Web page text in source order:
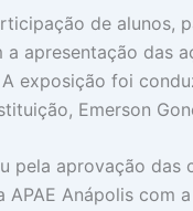
de alunos,
apresentação das
exposição foi
Emerson
pela aprovação
Anápolis com